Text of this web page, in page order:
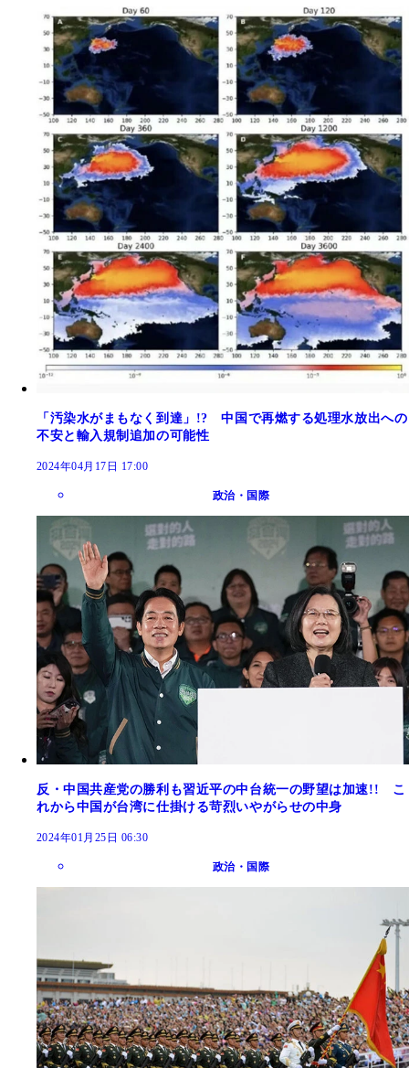
「汚染水がまもなく到達」!? 中国で再燃する処理水放出への
不安と輸入規制追加の可能性
2024年04月17日 17:00
政治・国際
反・中国共産党の勝利も習近平の中台統一の野望は加速!! こ
れから中国が台湾に仕掛ける苛烈いやがらせの中身
2024年01月25日 06:30
政治・国際